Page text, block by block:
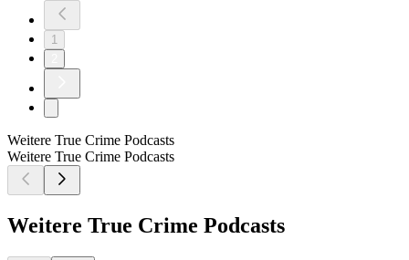
1
Weitere True Crime Podcasts
Weitere True Crime Podcasts
Weitere True Crime Podcasts